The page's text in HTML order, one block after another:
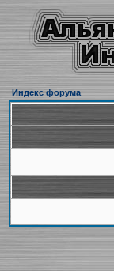
Индекс форума